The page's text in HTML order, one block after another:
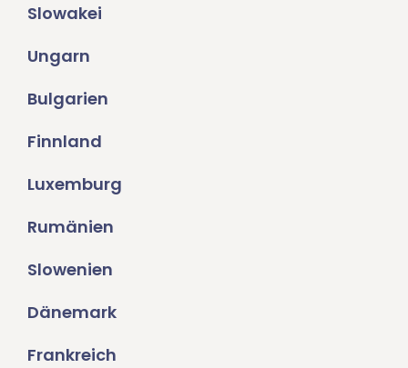
Slowakei
Ungarn
Bulgarien
Finnland
Luxemburg
Rumänien
Slowenien
Dänemark
Frankreich